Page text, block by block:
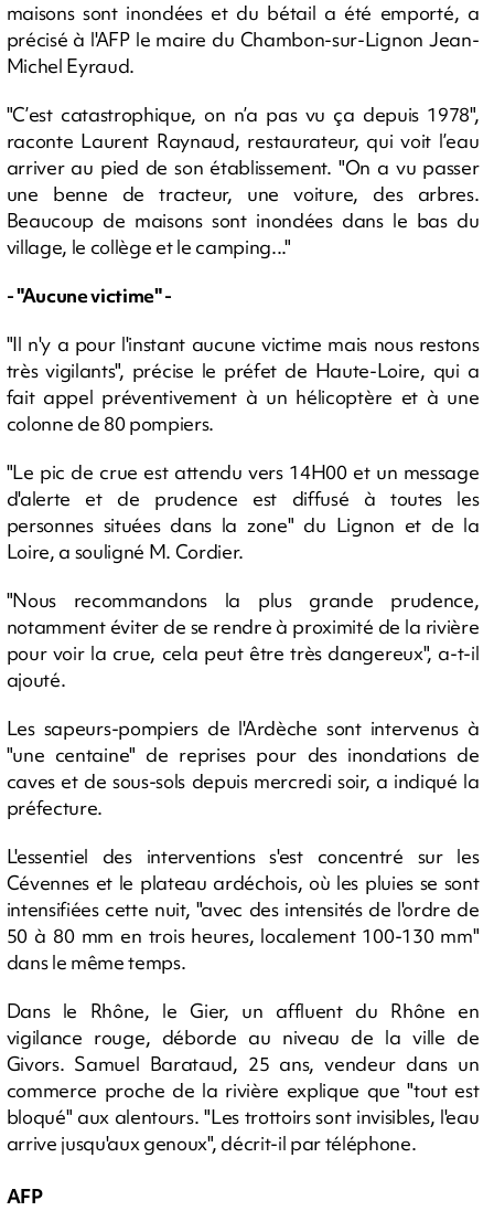
maisons sont inondées et du bétail a été emporté, a
précisé à l'AFP le maire du Chambon-sur-Lignon Jean-
Michel Eyraud.
"C’est catastrophique, on n’a pas vu ça depuis 1978",
raconte Laurent Raynaud, restaurateur, qui voit l’eau
arriver au pied de son établissement. "On a vu passer
une benne de tracteur, une voiture, des arbres.
Beaucoup de maisons sont inondées dans le bas du
village, le collège et le camping..."
- "Aucune victime" -
"Il n'y a pour l'instant aucune victime mais nous restons
très vigilants", précise le préfet de Haute-Loire, qui a
fait appel préventivement à un hélicoptère et à une
colonne de 80 pompiers.
"Le pic de crue est attendu vers 14H00 et un message
d'alerte et de prudence est diffusé à toutes les
personnes situées dans la zone" du Lignon et de la
Loire, a souligné M. Cordier.
"Nous recommandons la plus grande prudence,
notamment éviter de se rendre à proximité de la rivière
pour voir la crue, cela peut être très dangereux", a-t-il
ajouté.
Les sapeurs-pompiers de l'Ardèche sont intervenus à
"une centaine" de reprises pour des inondations de
caves et de sous-sols depuis mercredi soir, a indiqué la
préfecture.
L'essentiel des interventions s'est concentré sur les
Cévennes et le plateau ardéchois, où les pluies se sont
intensifiées cette nuit, "avec des intensités de l'ordre de
50 à 80 mm en trois heures, localement 100-130 mm"
dans le même temps.
Dans le Rhône, le Gier, un affluent du Rhône en
vigilance rouge, déborde au niveau de la ville de
Givors. Samuel Barataud, 25 ans, vendeur dans un
commerce proche de la rivière explique que "tout est
bloqué" aux alentours. "Les trottoirs sont invisibles, l'eau
arrive jusqu'aux genoux", décrit-il par téléphone.
AFP